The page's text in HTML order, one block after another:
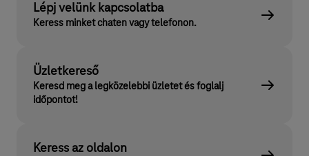
Lépj velünk kapcsolatba
Keress minket chaten vagy telefonon.
Üzletkereső
Keresd meg a legközelebbi üzletet és foglalj
időpontot!
Keress az oldalon